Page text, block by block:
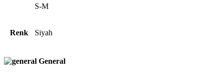
S-M
Renk Siyah
General